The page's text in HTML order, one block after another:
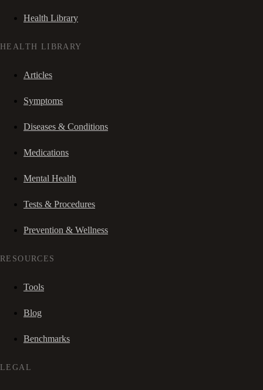
Health Library
HEALTH LIBRARY
Articles
Symptoms
Diseases & Conditions
Medications
Mental Health
Tests & Procedures
Prevention & Wellness
RESOURCES
Tools
Blog
Benchmarks
LEGAL